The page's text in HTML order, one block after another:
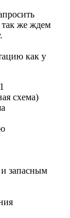
же ждем
как у
схема)
запасным